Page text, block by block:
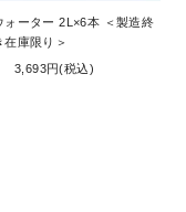
ォーター 2L×6本 ＜製造終
在庫限り＞
3,693円(税込)